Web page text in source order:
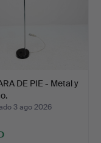
DE PIE - Metal y
3 ago 2026